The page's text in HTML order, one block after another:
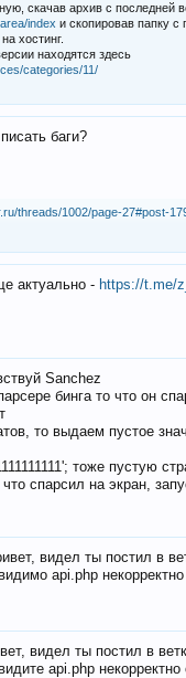
скачав архив с последней
index и скопировав папку с
хостинг.
находятся здесь
categories/11/
баги?
threads/1002/page-27#post-
актуально - https://t.me/
Sanchez
бинга то что он
то выдаем пустое
тоже пустую
спарсил на экран,
видел ты постил в
api.php некорректно
видел ты постил в
api.php некорректно